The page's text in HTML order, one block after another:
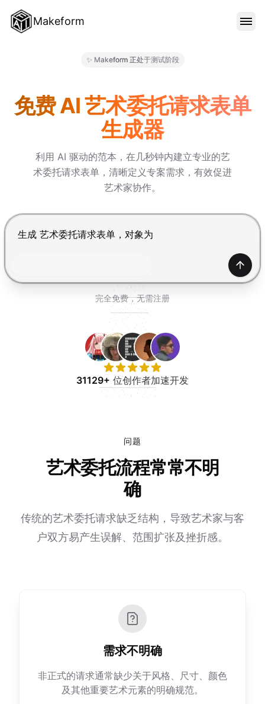
Makeform
价格
登入
✨ Makeform 正处于测试阶段
免费 AI 艺术委托请求表单
生成器
利用 AI 驱动的范本，在几秒钟内建立专业的艺
术委托请求表单，清晰定义专案需求，有效促进
艺术家协作。
按 Enter 提交，Shift+Enter 换行
产生
完全免费，无需注册
31129+位创作者加速开发
问题
艺术委托流程常常不明
确
传统的艺术委托请求缺乏结构，导致艺术家与客
户双方易产生误解、范围扩张及挫折感。
需求不明确
非正式的请求通常缺少关于风格、尺寸、颜色
及其他重要艺术元素的明确规范。